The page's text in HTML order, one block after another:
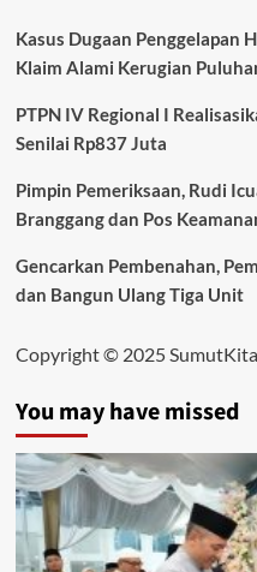
Kasus Dugaan Penggelapan
Klaim Alami Kerugian
PTPN IV Regional I
Senilai Rp837 Juta
Pimpin Pemeriksaan, Rudi
Branggang dan Pos
Gencarkan Pembenahan,
dan Bangun Ulang Tiga Unit
Copyright © 2025
You may have missed